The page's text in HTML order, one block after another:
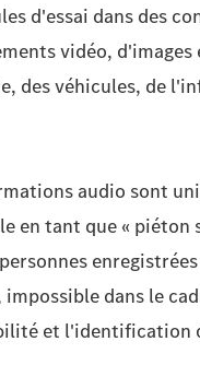
d'essai dans des
vidéo,
des véhicules, de
audio sont
tant que « piéton
dans le
et l'identification